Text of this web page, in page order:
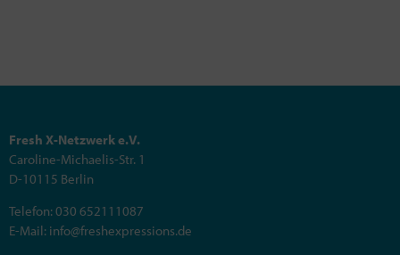
Fresh X-Netzwerk e.V.
Caroline-Michaelis-Str. 1
D-10115 Berlin
Telefon: 030 652111087
E-Mail: info@freshexpressions.de